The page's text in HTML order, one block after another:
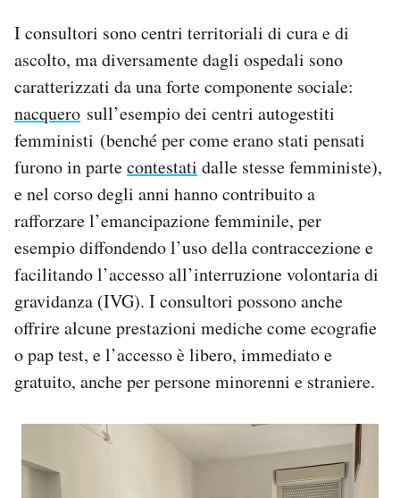
I consultori sono centri territoriali di cura e di
ascolto, ma diversamente dagli ospedali sono
caratterizzati da una forte componente sociale:
nacquero sull’esempio dei centri autogestiti
femministi (benché per come erano stati pensati
furono in partecontestati dalle stesse femministe),
e nel corso degli anni hanno contribuito a
rafforzare l’emancipazione femminile, per
esempio diffondendo l’uso della contraccezione e
facilitando l’accesso all’interruzione volontaria di
gravidanza (IVG). I consultori possono anche
offrire alcune prestazioni mediche come ecografie
o pap test, e l’accesso è libero, immediato e
gratuito, anche per persone minorenni e straniere.